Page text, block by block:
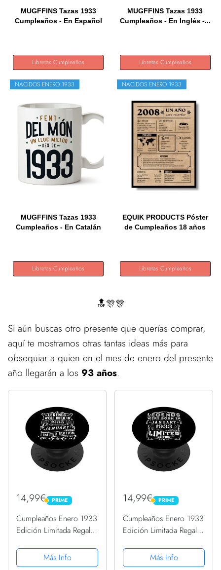
MUGFFINS Tazas 1933
Cumpleaños - En Español
Libretas Cumpleaños
MUGFFINS Tazas 1933
Cumpleaños - En Inglés -...
Libretas Cumpleaños
NACIDOS ENERO 1933
MUGFFINS Tazas 1933
Cumpleaños - En Catalán
Libretas Cumpleaños
NACIDOS ENERO 1933
EQUIK PRODUCTS Póster
de Cumpleaños 18 años
Libretas Cumpleaños
🔝🎊🎊
Si aún buscas otro presente que querías comprar,
aquí te mostramos otras tantas ideas más para
obsequiar a quien en el mes de enero del presente
año llegarán a los 93 años.
14,99€ PRIME
PRIME
Cumpleaños Enero 1933
Edición Limitada Regalo
PopGrip Intercambiable
Más Info
14,99€ PRIME
PRIME
Cumpleaños Enero 1933
Edición Limitada Regalo
PopGrip Intercambiable
Más Info